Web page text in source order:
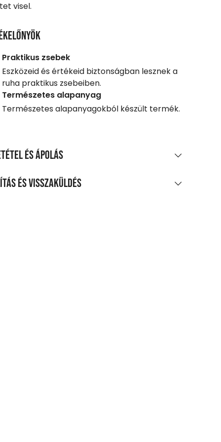
visel.
Praktikus zsebek
Eszközeid és értékeid biztonságban lesznek a
ruha praktikus zsebeiben.
Természetes alapanyag
Természetes alapanyagokból készült termék.
és ápolás
és visszaküldés